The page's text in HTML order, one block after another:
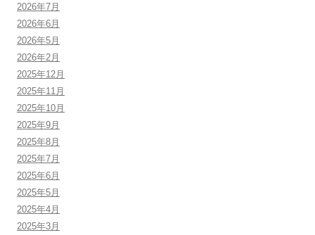
2026年7月
2026年6月
2026年5月
2026年2月
2025年12月
2025年11月
2025年10月
2025年9月
2025年8月
2025年7月
2025年6月
2025年5月
2025年4月
2025年3月